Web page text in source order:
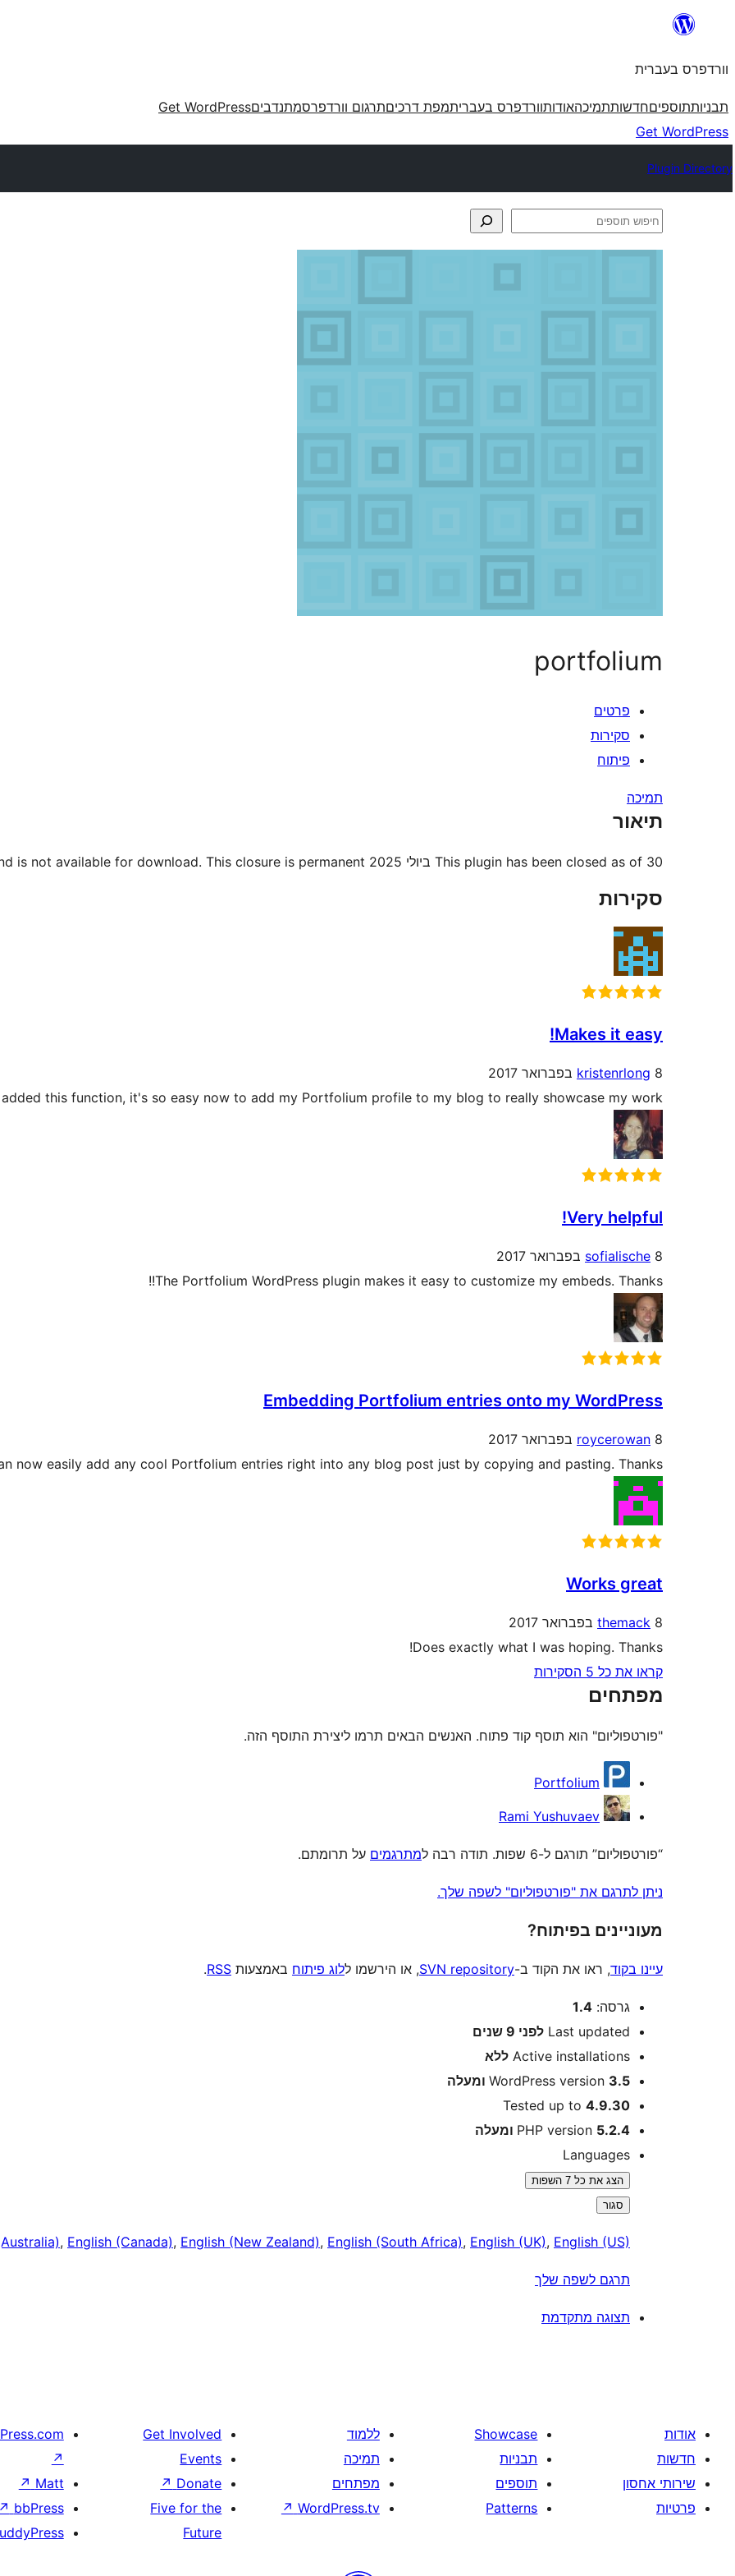
וורדפרס בעברית
תבניותתוספיםחדשותתמיכהאודותוורדפרס בעבריתמפת דרכיםתרגום וורדפרסמתנדביםGet WordPress
Get WordPress
Plugin Directory
חיפוש
portfolium
פרטים
סקירות
פיתוח
תמיכה
תיאור
This plugin has been closed as of 30 ביולי 2025 and is not available for download. This closure is permanent. סיבה: בקשת מחבר.
סקירות
Makes it easy!
kristenrlong 8 בפברואר 2017
this function, it's so easy now to add my Portfolium profile to my blog to really showcase my work.
Very helpful!
sofialische 8 בפברואר 2017
The Portfolium WordPress plugin makes it easy to customize my embeds. Thanks!!
Embedding Portfolium entries onto my WordPress
roycerowan 8 בפברואר 2017
now easily add any cool Portfolium entries right into any blog post just by copying and pasting. Thanks!
Works great
themack 8 בפברואר 2017
Does exactly what I was hoping. Thanks!
קראו את כל 5 הסקירות
מפתחים
"פורטפוליום" הוא תוסף קוד פתוח. האנשים הבאים תרמו ליצירת התוסף הזה.
תורמים
Portfolium
Rami Yushuvaev
“פורטפוליום” תורגם ל-6 שפות. תודה רבה ל מתרגמים על תרומתם.
ניתן לתרגם את "פורטפוליום" לשפה שלך.
מעוניינים בפיתוח?
עיינו בקוד, ראו את הקוד ב-SVN repository, או הירשמו ללוג פיתוח באמצעות RSS
.
מטאגרסה: 1.4
Last updated לפני 9 שנים
Active installations ללא
WordPress version 3.5 ומעלה
Tested up to 4.9.30
PHP version 5.2.4 ומעלה
Languages
הצג את כל 7 השפות
סגור
, English (Canada), English (New Zealand), English (South Africa), English (UK), English (US)
תרגם לשפה שלך
תצוגה מתקדמת
אודות
חדשות
שירותי אחסון
פרטיות
Showcase
תבניות
תוספים
Patterns
ללמוד
תמיכה
מפתחים
WordPress.tv
↗
Get Involved
Events
Donate
↗
Five for the
Future
↗
Matt
↗
bbPress